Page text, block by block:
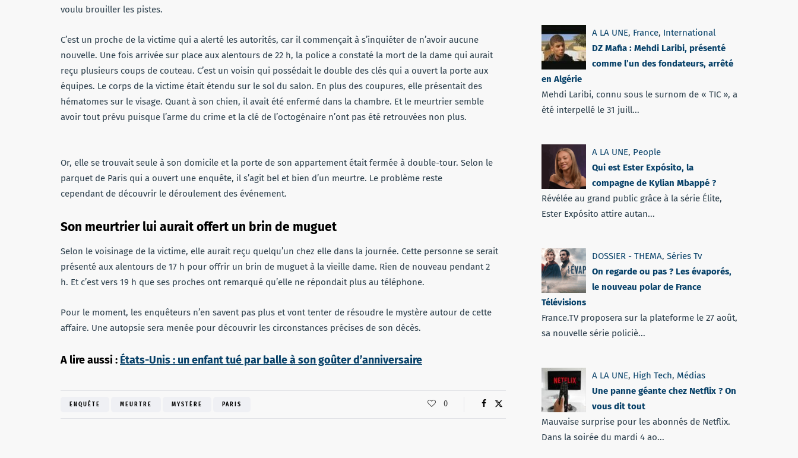
voulu brouiller les pistes.
C’est un proche de la victime qui a alerté les autorités, car il commençait à s’inquiéter de n’avoir aucune
nouvelle. Une fois arrivée sur place aux alentours de 22 h, la police a constaté la mort de la dame qui aurait
reçu plusieurs coups de couteau. C’est un voisin qui possédait le double des clés qui a ouvert la porte aux
équipes. Le corps de la victime était étendu sur le sol du salon. En plus des coupures, elle présentait des
hématomes sur le visage. Quant à son chien, il avait été enfermé dans la chambre. Et le meurtrier semble
avoir tout prévu puisque l’arme du crime et la clé de l’octogénaire n’ont pas été retrouvées non plus.
Or, elle se trouvait seule à son domicile et la porte de son appartement était fermée à double-tour. Selon le
parquet de Paris qui a ouvert une enquête, il s’agit bel et bien d’un meurtre. Le problème reste
cependant de découvrir le déroulement des événement.
Son meurtrier lui aurait offert un brin de muguet
Selon le voisinage de la victime, elle aurait reçu quelqu’un chez elle dans la journée. Cette personne se serait
présenté aux alentours de 17 h pour offrir un brin de muguet à la vieille dame. Rien de nouveau pendant 2
h. Et c’est vers 19 h que ses proches ont remarqué qu’elle ne répondait plus au téléphone.
Pour le moment, les enquêteurs n’en savent pas plus et vont tenter de résoudre le mystère autour de cette
affaire. Une autopsie sera menée pour découvrir les circonstances précises de son décès.
A lire aussi : États-Unis : un enfant tué par balle à son goûter d’anniversaire
ENQUÊTE MEURTRE MYSTÈRE PARIS 0
A LA UNE, France, International
DZ Mafia : Mehdi Laribi, présenté
comme l’un des fondateurs, arrêté
en Algérie
Mehdi Laribi, connu sous le surnom de « TIC », a
été interpellé le 31 juill...
A LA UNE, People
Qui est Ester Expósito, la
compagne de Kylian Mbappé ?
Révélée au grand public grâce à la série Élite,
Ester Expósito attire autan...
DOSSIER - THEMA, Séries Tv
On regarde ou pas ? Les évaporés,
le nouveau polar de France
Télévisions
France.TV proposera sur la plateforme le 27 août,
sa nouvelle série policiè...
A LA UNE, High Tech, Médias
Une panne géante chez Netflix ? On
vous dit tout
Mauvaise surprise pour les abonnés de Netflix.
Dans la soirée du mardi 4 ao...